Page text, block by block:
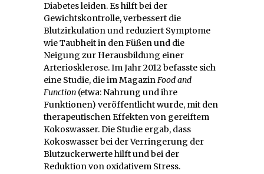
Diabetes leiden. Es hilft bei der
Gewichtskontrolle, verbessert die
Blutzirkulation und reduziert Symptome
wie Taubheit in den Füßen und die
Neigung zur Herausbildung einer
Arteriosklerose. Im Jahr 2012 befasste sich
eine Studie, die im MagazinFood and
Function (etwa: Nahrung und ihre
Funktionen) veröffentlicht wurde, mit den
therapeutischen Effekten von gereiftem
Kokoswasser. Die Studie ergab, dass
Kokoswasser bei der Verringerung der
Blutzuckerwerte hilft und bei der
Reduktion von oxidativem Stress.